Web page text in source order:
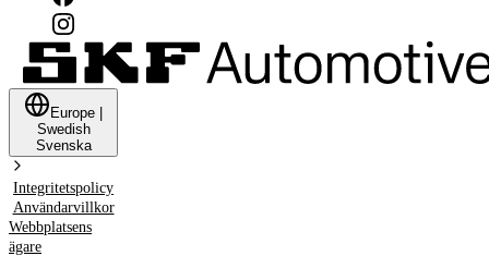
Europe
Swedish
Svenska
Integritetspolicy
Användarvillkor
Webbplatsens
ägare